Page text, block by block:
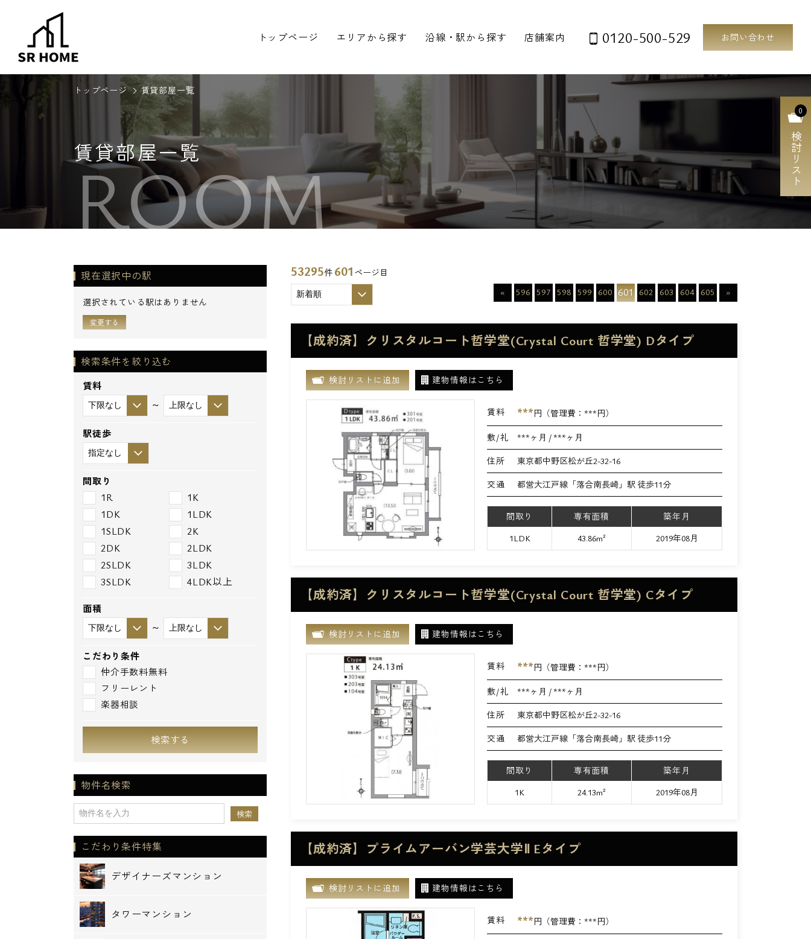
トップページ エリアから探す 沿線・駅から探す 店舗案内 0120-500-529 お問い合わせ
0
検討リスト
トップページ 賃貸部屋一覧
賃貸部屋一覧
ROOM
53295件 601 ページ目
«
596 597 598 599 600 601 602 603 604 605 »
【成約済】クリスタルコート哲学堂(Crystal Court 哲学堂) Dタイプ
検討リストに追加 建物情報はこちら
賃料 ***円（管理費： ***円）
敷/礼 ***ヶ月 / ***ヶ月
住所 東京都中野区松が丘2-32-16
交通 都営大江戸線「落合南長崎」駅 徒歩11分
間取り 専有面積
築年月
1LDK
43.86m² 2019年08月
【成約済】クリスタルコート哲学堂(Crystal Court 哲学堂) Cタイプ
検討リストに追加 建物情報はこちら
賃料 ***円（管理費： ***円）
敷/礼 ***ヶ月 / ***ヶ月
住所 東京都中野区松が丘2-32-16
交通 都営大江戸線「落合南長崎」駅 徒歩11分
間取り 専有面積
築年月
1K
24.13m² 2019年08月
【成約済】プライムアーバン学芸大学Ⅱ Eタイプ
検討リストに追加 建物情報はこちら
賃料 ***円（管理費： ***円）
現在選択中の駅
選択されている駅はありません
変更する
検索条件を絞り込む
賃料
～
駅徒歩
間取り
1R
1K
1DK
1LDK
1SLDK
2K
2DK
2LDK
2SLDK
3LDK
3SLDK
4LDK以上
面積
～
こだわり条件
仲介手数料無料
フリーレント
楽器相談
検索する
物件名検索
こだわり条件特集
デザイナーズマンション
タワーマンション